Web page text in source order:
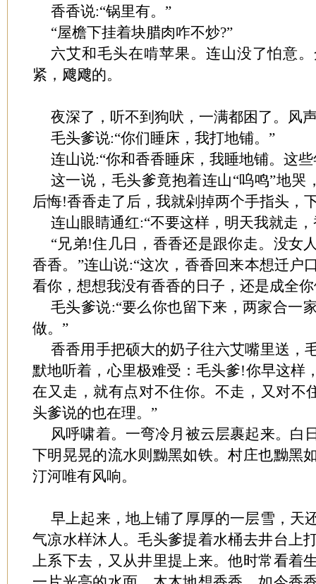
香香说:“锅里有。”
“屋檐下挂着块腊肉咋不炒?”
六艾和毛头在啃苹果。连山没了怕意
紧，飕飕的。
夜深了，听不到狗吠，一满都困了。风
毛头爹说:“你们睡床，我打地铺。”
连山说:“你和香香睡床，我睡地铺。这
这一说，毛头爹竟抱着连山“呜鸣”地哭
后悔!香香走了后，我就剁掉两个手指头，
连山眼睛通红:“不要这样，明天我就走
“兄弟!住几日，香香还是跟你走。没女
香香。”连山说:“这次，香香回来本想迁户
看你，想想我没有香香的日子，还是成全你
毛头爹说:“要么你也留下来，两家合一
做。”
香香用手把硕大的奶子往六艾嘴里送，
默地听着，心里极难受：毛头爹!你早这样
在又走，就有点对不住你。不走，又对
头爹说的也在理。”
风呼啸着。一弯冷月被云层裹起来。白
下明晃晃的流水则黝黑如铁。村庄也黝黑
汀河唯有风响。
早上起来，地上铺了厚厚的一层雪，天
气凉水样沐人。毛头爹提着水桶去井台上
上系下去，又从井里提上来。他时常看着